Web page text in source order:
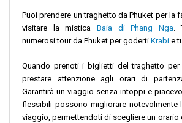
Puoi prendere un traghetto da Phuket per la
visitare la mistica Baia di Phang Nga.
numerosi tour da Phuket per goderti Krabi e
Quando prenoti i biglietti del traghetto
prestare attenzione agli orari di
Garantirà un viaggio senza intoppi e
flessibili possono migliorare notevolmente
viaggio, permettendoti di scegliere un orario